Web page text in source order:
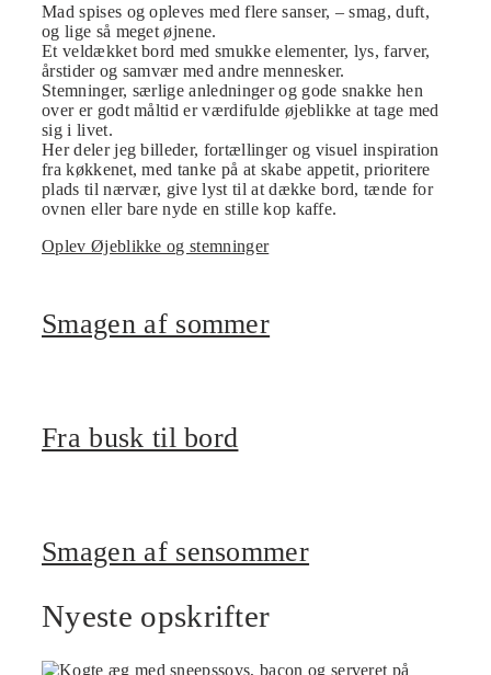
Mad spises og opleves med flere sanser, – smag, duft,
og lige så meget øjnene.
Et veldækket bord med smukke elementer, lys, farver,
årstider og samvær med andre mennesker.
Stemninger, særlige anledninger og gode snakke hen
over er godt måltid er værdifulde øjeblikke at tage med
sig i livet.
Her deler jeg billeder, fortællinger og visuel inspiration
fra køkkenet, med tanke på at skabe appetit, prioritere
plads til nærvær, give lyst til at dække bord, tænde for
ovnen eller bare nyde en stille kop kaffe.
Oplev Øjeblikke og stemninger
Smagen af sommer
Fra busk til bord
Smagen af sensommer
Nyeste opskrifter